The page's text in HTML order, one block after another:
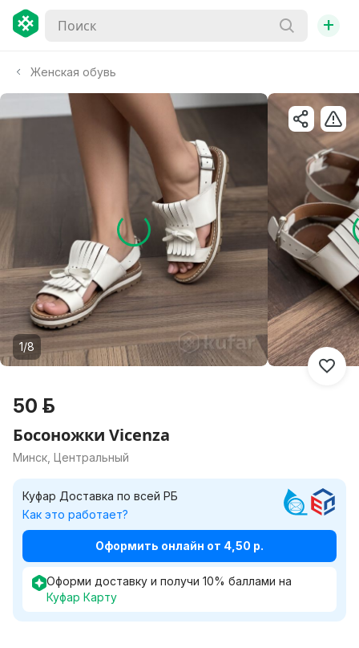
+
Женская обувь
1/8
50 р.
Босоножки Vicenza
Минск, Центральный
Куфар Доставка по всей РБ
Как это работает?
Оформить онлайн от 4,50 р.
Оформи доставку и получи 10% баллами на
Куфар Карту